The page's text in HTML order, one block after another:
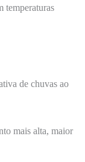
temperaturas
de chuvas ao
mais alta, maior